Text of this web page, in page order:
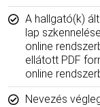
A hallgató(k)
lap
online
ellátott PDF
online
Nevezés